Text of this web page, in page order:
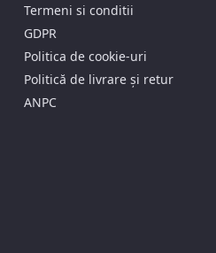
Termeni si conditii
GDPR
Politica de cookie-uri
Politică de livrare și retur
ANPC